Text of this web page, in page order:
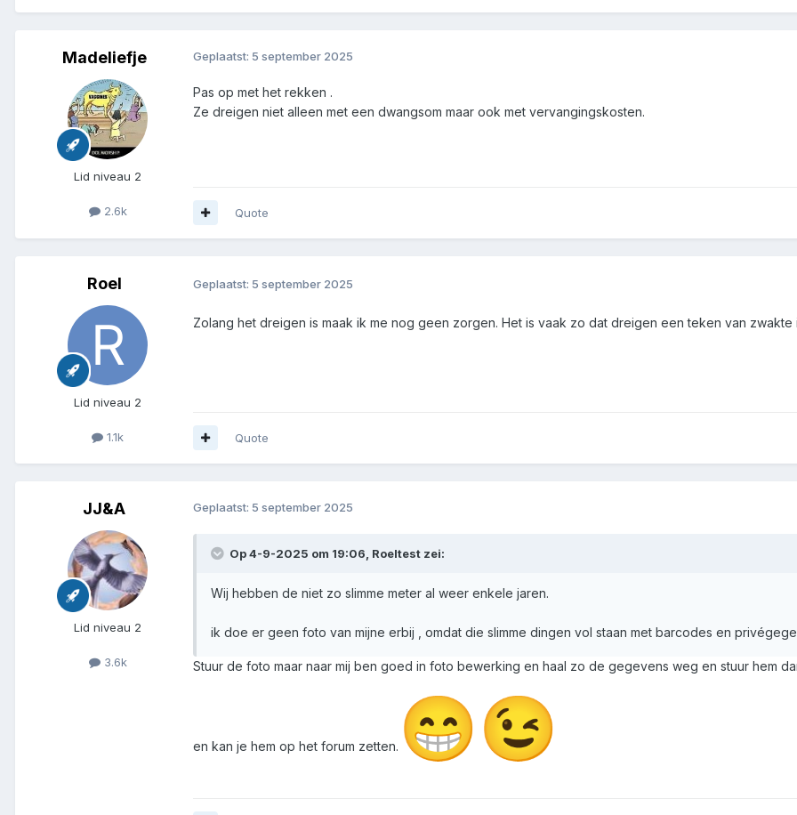
Madeliefje
Lid niveau 2
2.6k
Geplaatst: 5 september 2025
Pas op met het rekken .
Ze dreigen niet alleen met een dwangsom maar ook met vervangingskosten.
Quote
Roel
Lid niveau 2
1.1k
Geplaatst: 5 september 2025
Zolang het dreigen is maak ik me nog geen zorgen. Het is vaak zo dat dreigen een teken van zwakte
Quote
JJ&A
Lid niveau 2
3.6k
Geplaatst: 5 september 2025
Op 4-9-2025 om 19:06, Roeltest zei:
Wij hebben de niet zo slimme meter al weer enkele jaren.
ik doe er geen foto van mijne erbij , omdat die slimme dingen vol staan met barcodes en
Stuur de foto maar naar mij ben goed in foto bewerking en haal zo de gegevens weg en stuur hem
en kan je hem op het forum zetten. 😁😉